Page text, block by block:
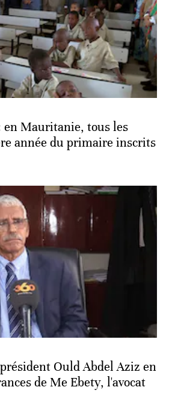
en Mauritanie, tous les
année du primaire inscrits
Ould Abdel Aziz en
de Me Ebety, l'avocat